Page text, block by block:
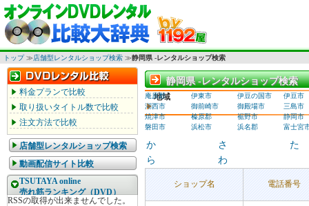
トップ≫店舗型レンタルショップ検索 ≫静岡県 -レンタルショップ検索
料金プランで比較
取り扱いタイトル数で比較
注文方法で比較
店舗型レンタルショップ検索
動画配信サイト比較
TSUTAYA online
売れ筋ランキング（DVD）
静岡県 -レンタルショップ検索
静岡県 -レンタルショップ検索
地域
庵原郡 伊東市 伊豆の国市
伊豆市
湖西市
御前崎市 御殿場市
三島市
焼津市
榛原郡 裾野市
静岡市
磐田市
浜松市 浜名郡 富士宮
か さ
た
ら
わ
ショップ名 電話番号